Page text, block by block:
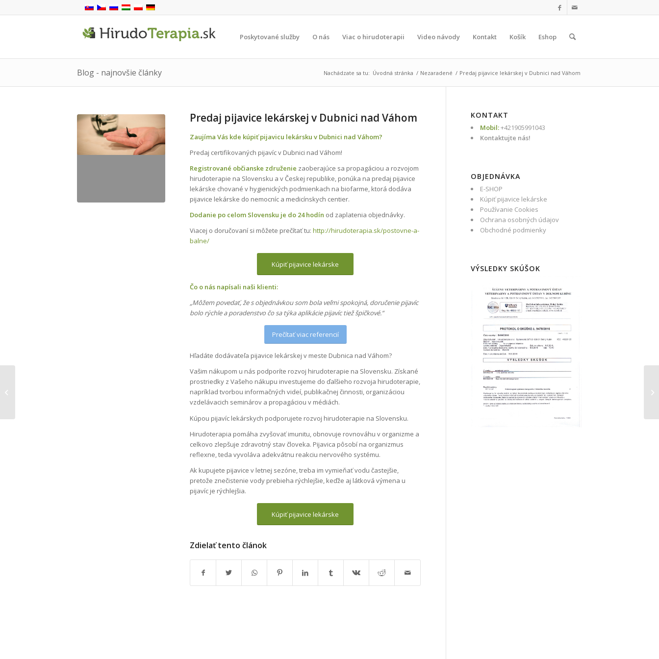
Poskytované služby O nás Viac o hirudoterapii Video návody Kontakt Košík Eshop
Blog - najnovšie články Nachádzate sa tu: Úvodná stránka / Nezaradené / Predaj pijavice lekárskej v Dubnici nad Váhom
Predaj pijavice lekárskej v Dubnici nad Váhom
Zaujíma Vás kde kúpiť pijavicu lekársku v Dubnici nad Váhom?
Predaj certifikovaných pijavíc v Dubnici nad Váhom!
Registrované občianske združenie zaoberajúce sa propagáciou a rozvojom
hirudoterapie na Slovensku a v Českej republike, ponúka na predaj pijavice
lekárske chované v hygienických podmienkach na biofarme, ktorá dodáva
pijavice lekárske do nemocníc a medicínskych centier.
Dodanie po celom Slovensku je do 24 hodín od zaplatenia objednávky.
Viacej o doručovaní si môžete prečítať tu: http://hirudoterapia.sk/postovne-a-
balne/
Kúpiť pijavice lekárske
Čo o nás napísali naši klienti:
„Môžem povedať, že s objednávkou som bola veľmi spokojná, doručenie pijavíc
bolo rýchle a poradenstvo čo sa týka aplikácie pijavíc tiež špičkové.“
Prečítať viac referencií
Hľadáte dodávateľa pijavice lekárskej v meste Dubnica nad Váhom?
Vašim nákupom u nás podporíte rozvoj hirudoterapie na Slovensku. Získané
prostriedky z Vašeho nákupu investujeme do ďalšieho rozvoja hirudoterapie,
napríklad tvorbou informačných videí, publikačnej činnosti, organizáciou
vzdelávacich seminárov a propagáciou v médiách.
Kúpou pijavíc lekárskych podporujete rozvoj hirudoterapie na Slovensku.
Hirudoterapia pomáha zvyšovať imunitu, obnovuje rovnováhu v organizme a
celkovo zlepšuje zdravotný stav človeka. Pijavica pôsobí na organizmus
reflexne, teda vyvoláva adekvátnu reakciu nervového systému.
Ak kupujete pijavice v letnej sezóne, treba im vymieňať vodu častejšie,
pretože znečistenie vody prebieha rýchlejšie, keďže aj látková výmena u
pijavíc je rýchlejšia.
Kúpiť pijavice lekárske
Zdielať tento článok
KONTAKT
Mobil:+421905991043
Kontaktujte nás!
OBJEDNÁVKA
E-SHOP
Kúpiť pijavice lekárske
Používanie Cookies
Ochrana osobných údajov
Obchodné podmienky
VÝSLEDKY SKÚŠOK